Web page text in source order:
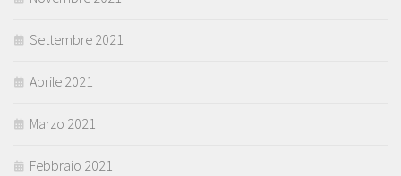
Settembre 2021
Aprile 2021
Marzo 2021
Febbraio 2021